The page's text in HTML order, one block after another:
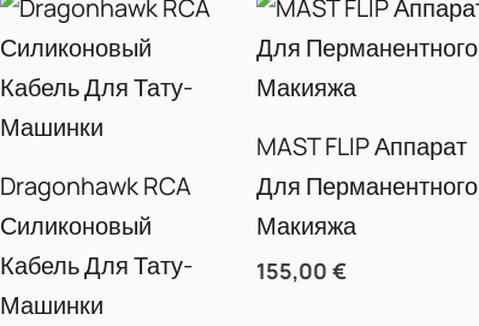
Dragonhawk RCA
Силиконовый
Кабель Для Тату-
Машинки
MAST FLIP Аппарат
Для Перманентного
Макияжа
155,00€